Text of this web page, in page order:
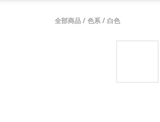
全部商品 / 色系 / 白色